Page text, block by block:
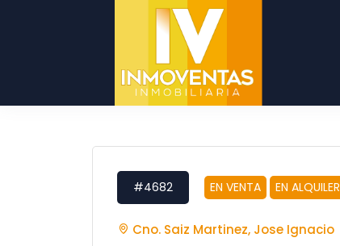
#4682 EN VENTA EN ALQUILER
Cno. Saiz Martinez, Jose Ignacio